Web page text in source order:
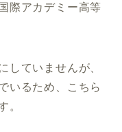
際アカデミー高等
していませんが、
いるため、こちら
。